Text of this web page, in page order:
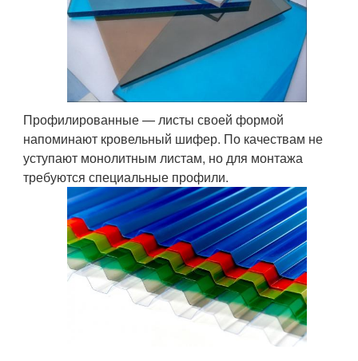
Профилированные — листы своей формой
напоминают кровельный шифер. По качествам не
уступают монолитным листам, но для монтажа
требуются специальные профили.